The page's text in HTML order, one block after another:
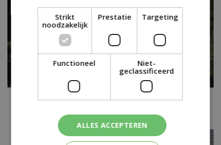
Strikt
noodzakelijk
Prestatie Targeting
Functioneel
Niet-
geclassificeerd
ALLES ACCEPTEREN